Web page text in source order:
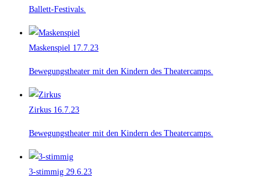
Ballett-Festivals.
Maskenspiel 17.7.23
Bewegungstheater mit den Kindern des Theatercamps.
Zirkus 16.7.23
Bewegungstheater mit den Kindern des Theatercamps.
3-stimmig 29.6.23